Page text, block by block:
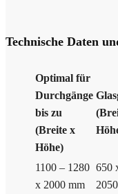
Technische Daten
Optimal für
Durchgänge
bis zu
(Breite x
Höhe)
1100 – 1280
x 2000 mm
650